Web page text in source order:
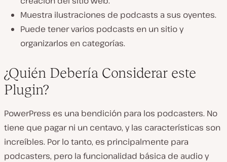
Muestra ilustraciones de podcasts a sus oyentes.
Puede tener varios podcasts en un sitio y
organizarlos en categorías.
¿Quién Debería Considerar este
Plugin?
PowerPress es una bendición para los podcasters. No
tiene que pagar ni un centavo, y las características son
increíbles. Por lo tanto, es principalmente para
podcasters, pero la funcionalidad básica de audio y